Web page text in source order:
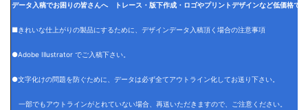
データ入稿でお困りの皆さんへ トレース・版下作成・ロゴやプリントデザインなど低価格で
■きれいな仕上がりの製品にするために、デザインデータ入稿頂く場合の注意事項
●Adobe Illustrator でご入稿下さい。
●文字化けの問題を防ぐために、データは必ず全てアウトライン化してお送り下さい。
一部でもアウトラインがとれていない場合、再送いただきますので、ご注意ください。